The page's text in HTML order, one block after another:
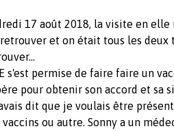
17 août 2018, la visite en elle
et on était tous les deux
s'est permise de faire faire un
pour obtenir son accord et sa
dit que je voulais être
ou autre. Sonny a un